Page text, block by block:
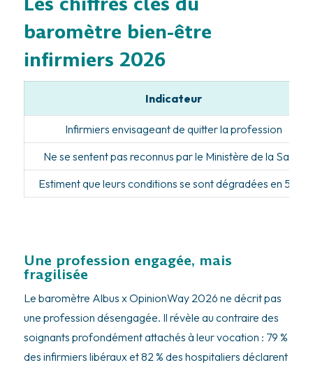
baromètre bien-être
infirmiers 2026
Indicateur
Infirmiers envisageant de quitter la profession
Ne se sentent pas reconnus par le Ministère de la Santé
Estiment que leurs conditions se sont dégradées en 5 ans
Une profession engagée, mais
fragilisée
Le baromètre Albus x OpinionWay 2026 ne décrit pas
une profession désengagée. Il révèle au contraire des
soignants profondément attachés à leur vocation : 79 %
des infirmiers libéraux et 82 % des hospitaliers déclarent